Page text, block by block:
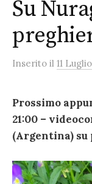
Su
Inserito il 11
Prossimo
21:00 –
(Argentina) su